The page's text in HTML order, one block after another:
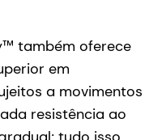
seda, que
de atrito. Além
mais